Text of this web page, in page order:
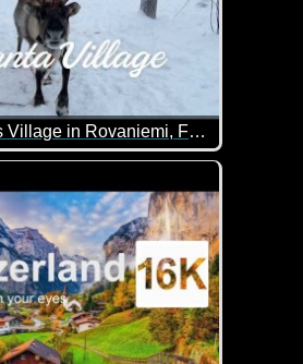
Santa Claus Village in Rovaniemi, Finland
siehst, wo der Weihnachtsmann